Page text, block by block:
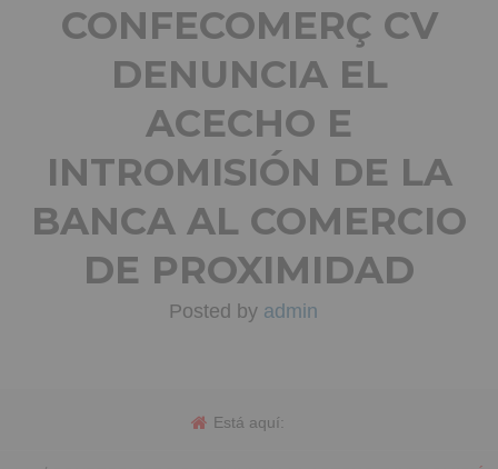
CONFECOMERÇ CV
DENUNCIA EL
ACECHO E
INTROMISIÓN DE LA
BANCA AL COMERCIO
DE PROXIMIDAD
Posted by admin
Está aquí: